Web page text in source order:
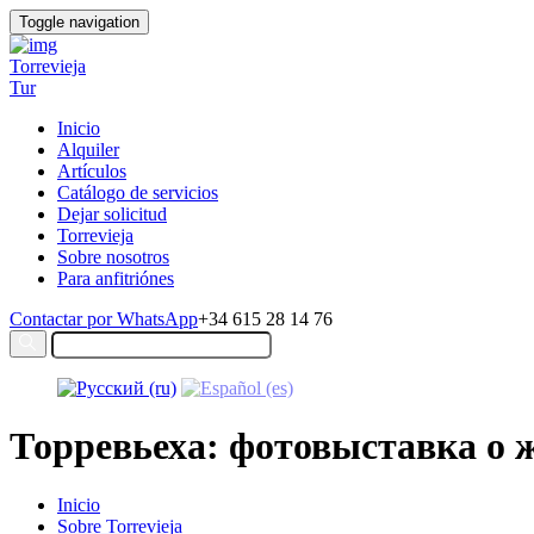
Toggle navigation
Torrevieja
Tur
Inicio
Alquiler
Artículos
Catálogo de servicios
Dejar solicitud
Torrevieja
Sobre nosotros
Para anfitriónes
Contactar por WhatsApp+34 615 28 14 76
Торревьеха: фотовыставка о
Inicio
Sobre Torrevieja